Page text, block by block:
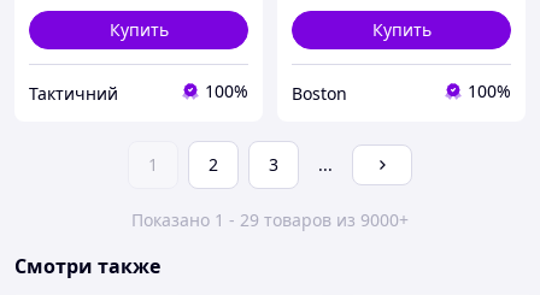
Купить
Тактичний 100%
Купить
Boston 100%
1 2 3 ...
Показано 1 - 29 товаров из 9000+
Смотри также